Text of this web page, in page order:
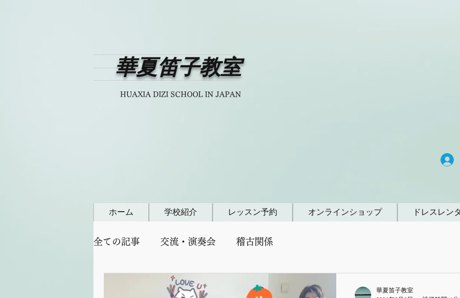
華夏笛子教室
HUAXIA DIZI SCHOOL IN JAPAN
ホーム 学校紹介 レッスン予約 オンラインショップ ドレスレン
全ての記事 交流・演奏会 稽古関係
華夏笛子教室